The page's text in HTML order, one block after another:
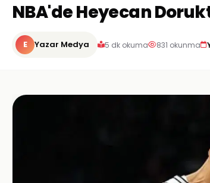
NBA'de Heyecan
E Yazar Medya 5 dk okuma 831 okunma